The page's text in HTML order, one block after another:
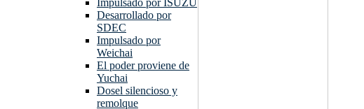
Impulsado por ISUZU
Desarrollado por
SDEC
Impulsado por
Weichai
El poder proviene de
Yuchai
Dosel silencioso y
remolque